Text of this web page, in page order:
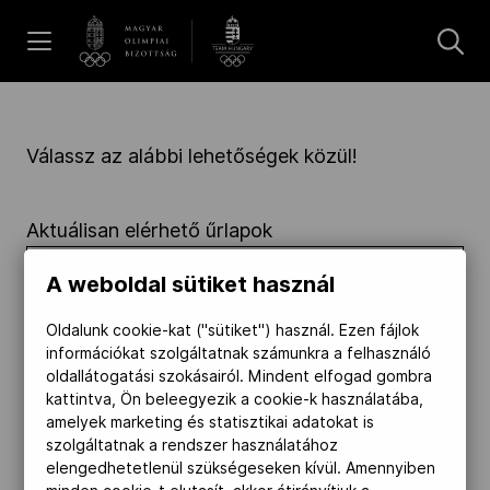
Dakar 2026
Los Angeles 2028
MOB
Válassz az alábbi lehetőségek közül!
Aktuálisan elérhető űrlapok
A weboldal sütiket használ
Oldalunk cookie-kat ("sütiket") használ. Ezen fájlok
információkat szolgáltatnak számunkra a felhasználó
oldallátogatási szokásairól. Mindent elfogad gombra
kattintva, Ön beleegyezik a cookie-k használatába,
amelyek marketing és statisztikai adatokat is
szolgáltatnak a rendszer használatához
elengedhetetlenül szükségeseken kívül. Amennyiben